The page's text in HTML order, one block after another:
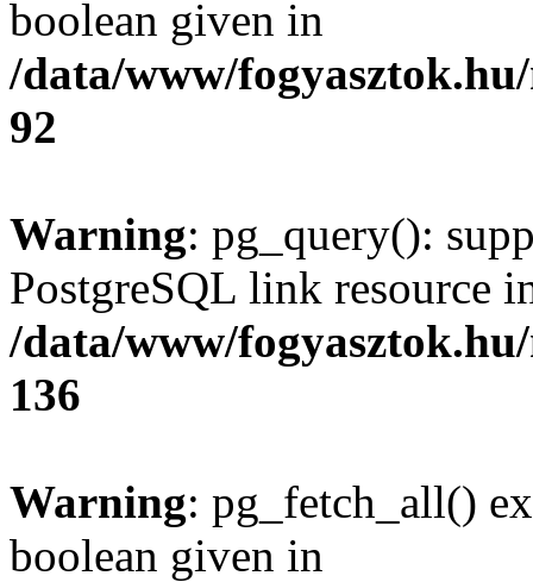
boolean given in
/data/www/
92
Warning: pg_query():
PostgreSQL link resource
/data/www/
136
Warning: pg_fetch_all()
boolean given in